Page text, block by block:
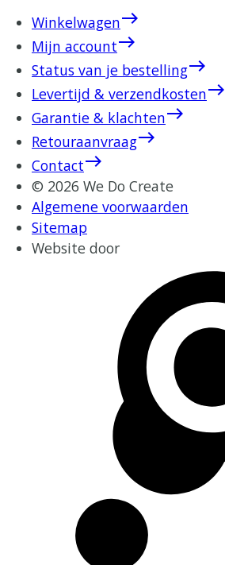
Winkelwageneast
Mijn accounteast
Status van je bestellingeast
Levertijd & verzendkosteneast
Garantie & klachteneast
Retouraanvraageast
Contacteast
© 2026 We Do Create
Algemene voorwaarden
Sitemap
Website door